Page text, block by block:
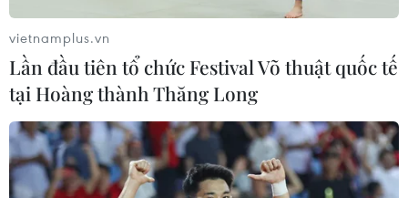
vietnamplus.vn
Lần đầu tiên tổ chức Festival Võ thuật quốc tế
tại Hoàng thành Thăng Long